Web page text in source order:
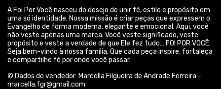
A Foi Por Você nasceu do desejo de unir fé, estilo e propósito em
uma só identidade. Nossa missão é criar peças que expressem o
Evangelho de forma moderna, elegante e emocional. Aqui, você
não veste apenas uma marca. Você veste significado, veste
propósito e veste a verdade de que Ele fez tudo… FOI POR VOCÊ.
Seja bem-vindo à nossa família. Que cada peça inspire, fortaleça
e compartilhe fé por onde você passar.
© Dados do vendedor: Marcella Filgueira de Andrade Ferreira -
marcella.fgr@gmail.com